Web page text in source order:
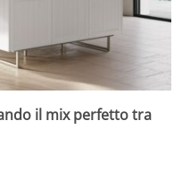
il mix perfetto tra